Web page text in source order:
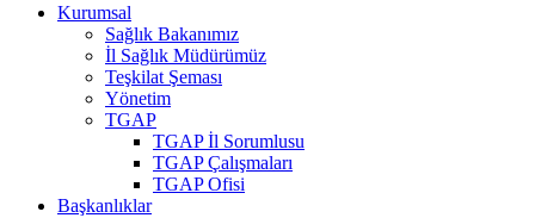
Kurumsal
Sağlık Bakanımız
İl Sağlık Müdürümüz
Teşkilat Şeması
Yönetim
TGAP
TGAP İl Sorumlusu
TGAP Çalışmaları
TGAP Ofisi
Başkanlıklar